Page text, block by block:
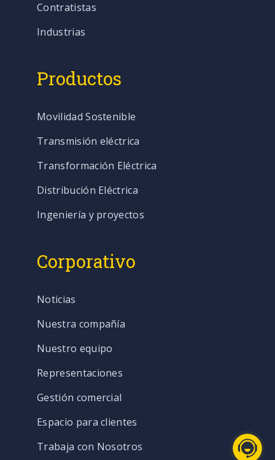
Contratistas
Industrias
Productos
Movilidad Sostenible
Transmisión eléctrica
Transformación Eléctrica
Distribución Eléctrica
Ingeniería y proyectos
Corporativo
Noticias
Nuestra compañía
Nuestro equipo
Representaciones
Gestión comercial
Espacio para clientes
Trabaja con Nosotros